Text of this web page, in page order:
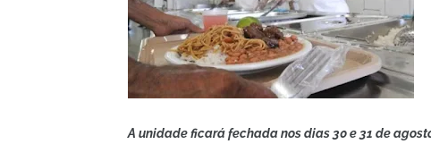
A unidade ficará fechada nos dias 30 e 31 de